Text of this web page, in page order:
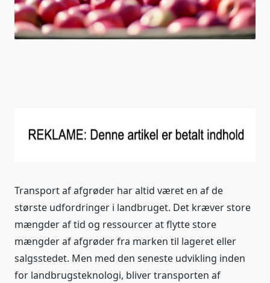
Transport af afgrøder har altid været en af de
største udfordringer i landbruget. Det kræver store
mængder af tid og ressourcer at flytte store
mængder af afgrøder fra marken til lageret eller
salgsstedet. Men med den seneste udvikling inden
for landbrugsteknologi, bliver transporten af